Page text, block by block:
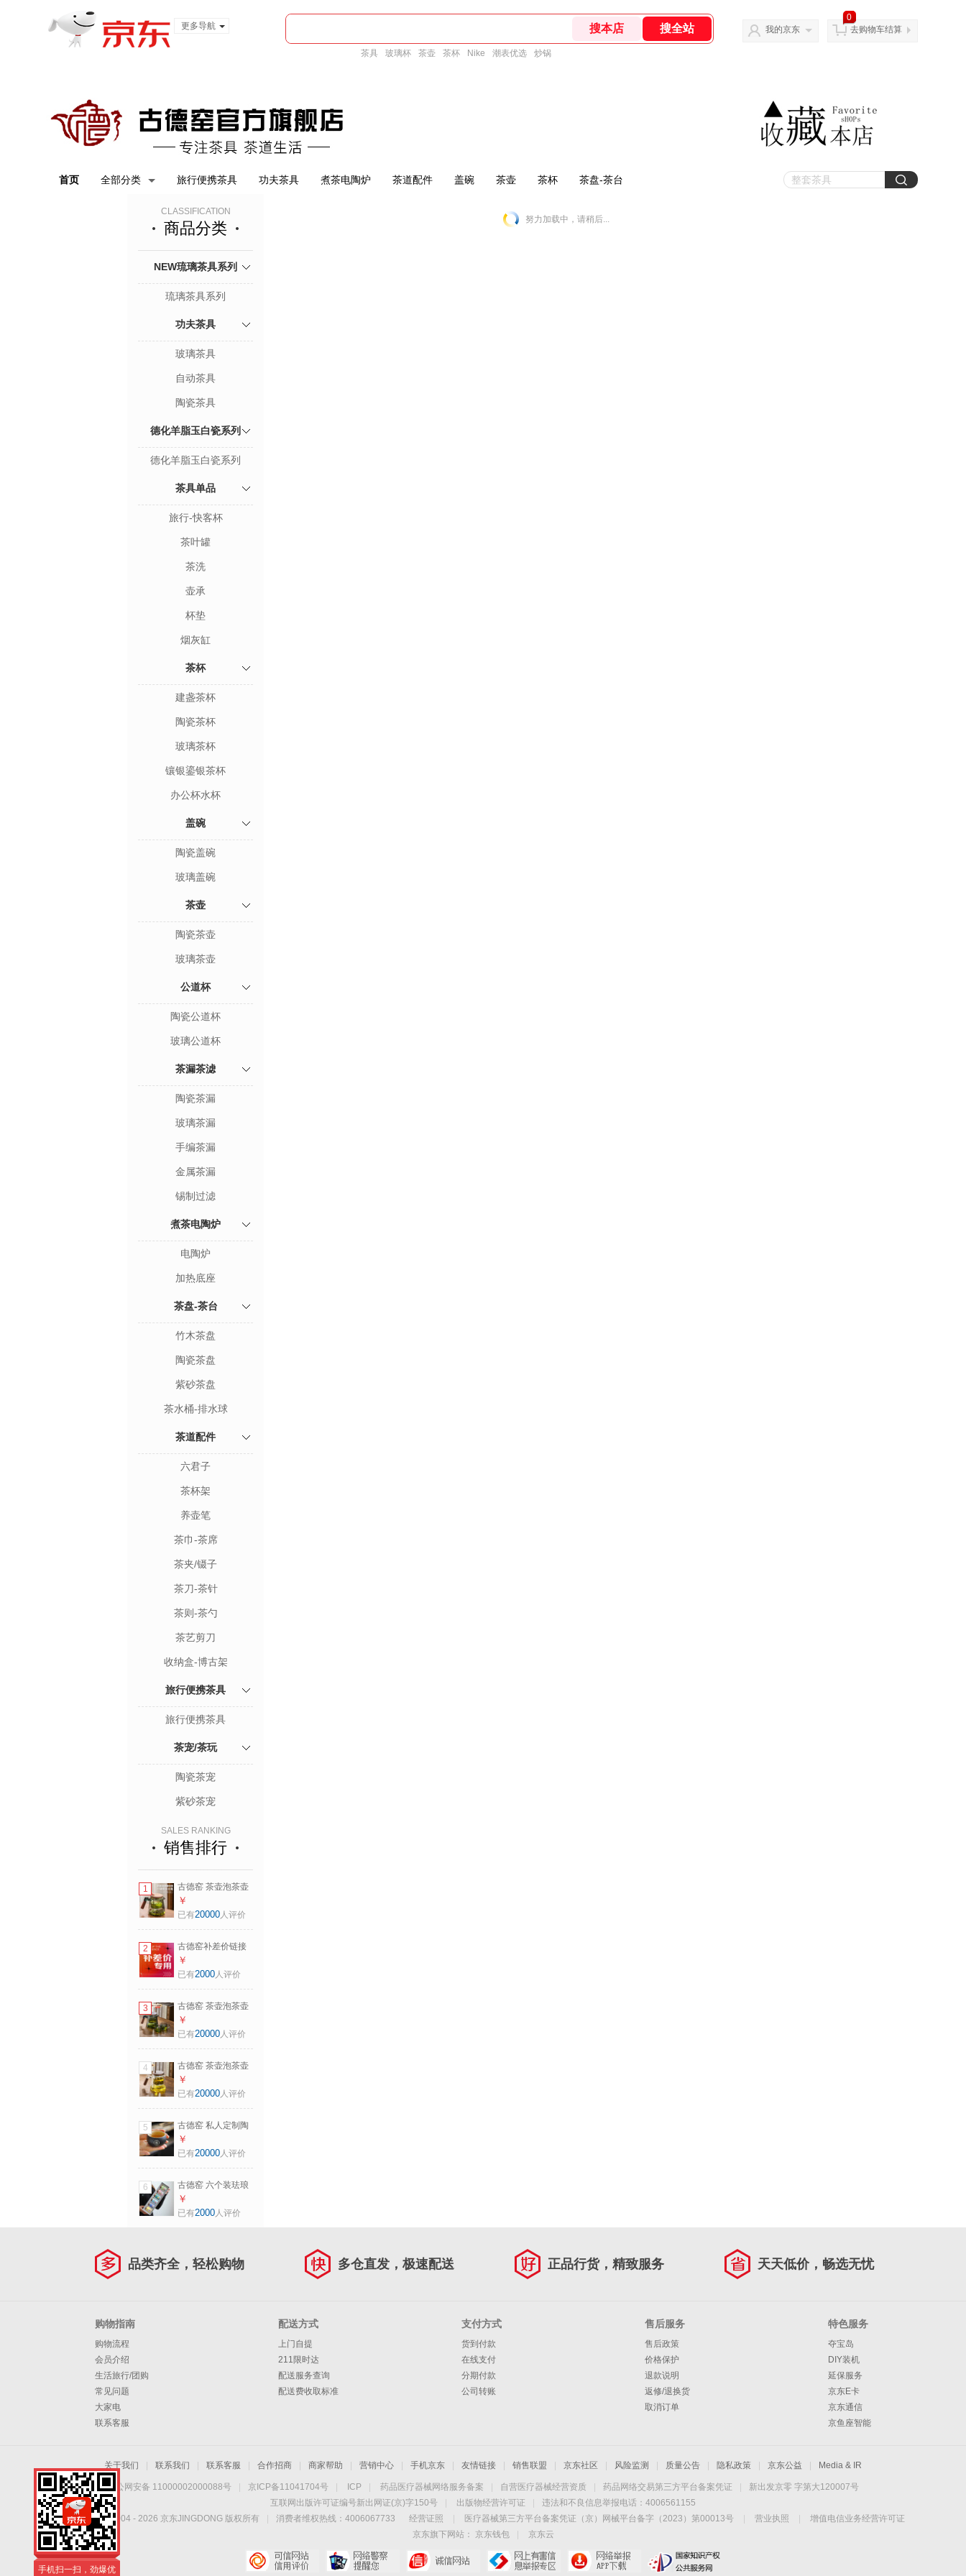
更多导航
茶具 玻璃杯 茶壶 茶杯 Nike 潮表优选 炒锅
我的京东
0
去购物车结算
首页 全部分类 旅行便携茶具 功夫茶具 煮茶电陶炉 茶道配件 盖碗 茶壶 茶杯 茶盘-茶台
CLASSIFICATION
商品分类
NEW琉璃茶具系列
琉璃茶具系列
功夫茶具
玻璃茶具
自动茶具
陶瓷茶具
德化羊脂玉白瓷系列
德化羊脂玉白瓷系列
茶具单品
旅行-快客杯
茶叶罐
茶洗
壶承
杯垫
烟灰缸
茶杯
建盏茶杯
陶瓷茶杯
玻璃茶杯
镶银鎏银茶杯
办公杯水杯
盖碗
陶瓷盖碗
玻璃盖碗
茶壶
陶瓷茶壶
玻璃茶壶
公道杯
陶瓷公道杯
玻璃公道杯
茶漏茶滤
陶瓷茶漏
玻璃茶漏
手编茶漏
金属茶漏
锡制过滤
煮茶电陶炉
电陶炉
加热底座
茶盘-茶台
竹木茶盘
陶瓷茶盘
紫砂茶盘
茶水桶-排水球
茶道配件
六君子
茶杯架
养壶笔
茶巾-茶席
茶夹/镊子
茶刀-茶针
茶则-茶勺
茶艺剪刀
收纳盒-博古架
旅行便携茶具
旅行便携茶具
茶宠/茶玩
陶瓷茶宠
紫砂茶宠
SALES RANKING
销售排行
1
古德窑 茶壶泡茶壶
茶水分离飘逸杯
2025新款玻璃内胆
款飘逸茶壶 650ml
￥
已有20000人评价
2
古德窑补差价链接
补差价链接补差价
链接（拍前联系客
￥
已有2000人评价
3
古德窑 茶壶泡茶壶
茶水分离飘逸杯
2025新款玻璃内胆
茶具三件套 650ml
￥
已有20000人评价
4
古德窑 茶壶泡茶壶
茶水分离飘逸杯
2025新款玻璃内胆
款飘逸茶壶 650ml
￥
已有20000人评价
5
古德窑 私人定制陶
瓷茶杯品茗杯主人
单杯刻字生肖小茶
备注姓氏
￥
已有20000人评价
6
古德窑 六个装珐琅
彩茶叶罐陶瓷迷你
茶盒金属盖密封罐
￥
已有2000人评价
努力加载中，请稍后...
品类齐全，轻松购物 多仓直发，极速配送 正品行货，精致服务 天天低价，畅选无忧
购物指南
购物流程
会员介绍
生活旅行/团购
常见问题
大家电
联系客服
配送方式
上门自提
211限时达
配送服务查询
配送费收取标准
支付方式
货到付款
在线支付
分期付款
公司转账
售后服务
售后政策
价格保护
退款说明
返修/退换货
取消订单
特色服务
夺宝岛
DIY装机
延保服务
京东E卡
京东通信
京鱼座智能
关于我们 联系我们 联系客服 合作招商 商家帮助 营销中心 手机京东 友情链接 销售联盟 京东社区 风险监测 质量公告 隐私政策 京东公益 Media & IR
京公网安备 11000002000088号 京ICP备11041704号 ICP 药品医疗器械网络服务备案 自营医疗器械经营资质 药品网络交易第三方平台备案凭证
新出发京零 字第大120007号
互联网出版许可证编号新出网证(京)字150号
出版物经营许可证
违法和不良信息举报电话：4006561155
Copyright © 2004 - 2026 京东JINGDONG 版权所有 消费者维权热线：4006067733 经营证照 医疗器械第三方平台备案凭证（京）网械平台备字（2023）第00013号 营业执照
增值电信业务经营许可证
京东旗下网站：
京东钱包
京东云
手机扫一扫，劲爆优
惠触手可得！
手机扫一扫，劲爆优